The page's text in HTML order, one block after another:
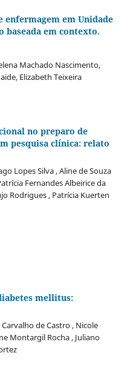
enfermagem em Unidade
baseada em contexto.
Machado Nascimento,
Elizabeth Teixeira
no preparo de
pesquisa clínica: relato
Lopes Silva , Aline de Souza
Fernandes Albeirice da
Rodrigues , Patrícia Kuerten
mellitus:
de Castro , Nicole
Montargil Rocha , Juliano